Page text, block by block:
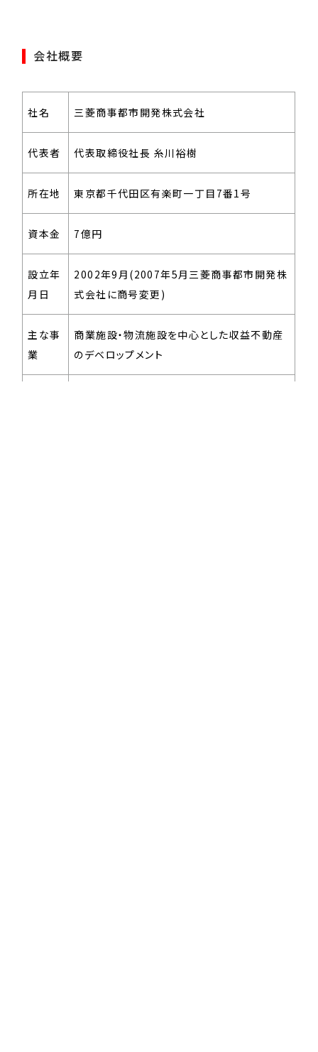
CORPORATE
MESSAGE
会社概要
社名 三菱商事都市開発株式会社
代表者 代表取締役社長 糸川裕樹
所在地 東京都千代田区有楽町一丁目7番1号
資本金 7億円
設立年
月日
2002年9月(2007年5月三菱商事都市開発株
式会社に商号変更)
主な事
業
商業施設・物流施設を中心とした収益不動産
のデベロップメント